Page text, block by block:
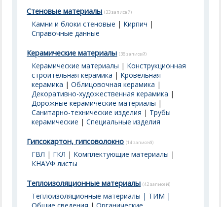
Стеновые материалы (33 записей)
Камни и блоки стеновые | Кирпич |
Справочные данные
Керамические материалы (38 записей)
Керамические материалы | Конструкционная
строительная керамика | Кровельная
керамика |Облицовочная керамика |
Декоративно-художественная керамика |
Дорожные керамические материалы |
Санитарно-технические изделия | Трубы
керамические |Специальные изделия
Гипсокартон, гипсоволокно (14 записей)
ГВЛ | ГКЛ | Комплектующие материалы |
КНАУФ листы
Теплоизоляционные материалы (42 записей)
Теплоизоляционные материалы | ТИМ |